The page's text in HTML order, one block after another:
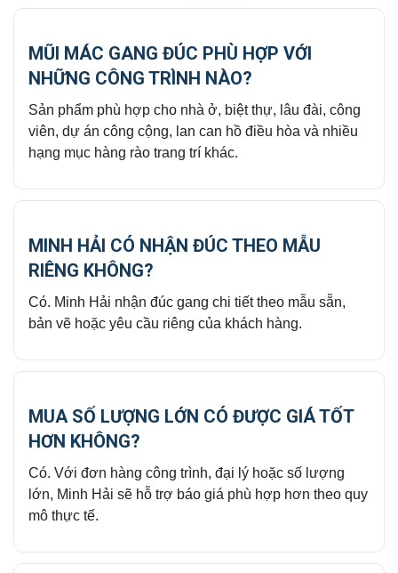
MŨI MÁC GANG ĐÚC PHÙ HỢP VỚI
NHỮNG CÔNG TRÌNH NÀO?
Sản phẩm phù hợp cho nhà ở, biệt thự, lâu đài, công
viên, dự án công cộng, lan can hồ điều hòa và nhiều
hạng mục hàng rào trang trí khác.
MINH HẢI CÓ NHẬN ĐÚC THEO MẪU
RIÊNG KHÔNG?
Có. Minh Hải nhận đúc gang chi tiết theo mẫu sẵn,
bản vẽ hoặc yêu cầu riêng của khách hàng.
MUA SỐ LƯỢNG LỚN CÓ ĐƯỢC GIÁ TỐT
HƠN KHÔNG?
Có. Với đơn hàng công trình, đại lý hoặc số lượng
lớn, Minh Hải sẽ hỗ trợ báo giá phù hợp hơn theo quy
mô thực tế.